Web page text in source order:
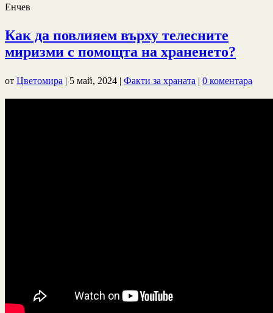
Енчев
Как да повлияем върху телесните
миризми с помощта на храненето?
от Цветомира | 5 май, 2024 | Факти за храната | 0 коментара